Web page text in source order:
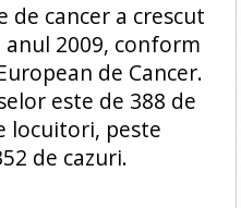
de cancer a crescut
2009, conform
de Cancer.
este de 388 de
locuitori, peste
de cazuri.